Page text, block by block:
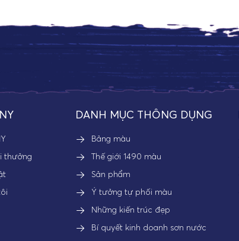
thưởng
DANH MỤC THÔNG DỤNG
Bảng màu
Thế giới 1490 màu
Sản phẩm
Ý tưởng tự phối màu
Những kiến trúc đẹp
Bí quyết kinh doanh sơn nước